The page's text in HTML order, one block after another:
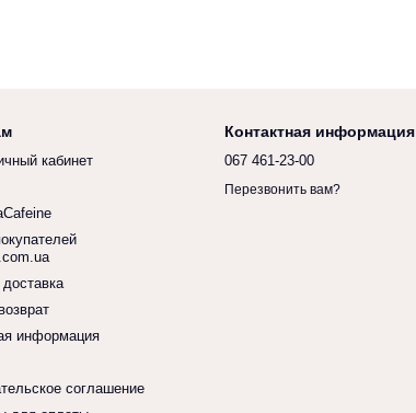
кабинет
информация
соглашение
Контактная информация
067 461-23-00
Перезвонить вам?